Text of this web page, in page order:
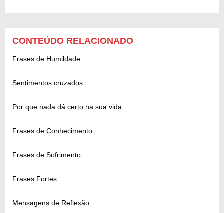
CONTEÚDO RELACIONADO
Frases de Humildade
Sentimentos cruzados
Por que nada dá certo na sua vida
Frases de Conhecimento
Frases de Sofrimento
Frases Fortes
Mensagens de Reflexão